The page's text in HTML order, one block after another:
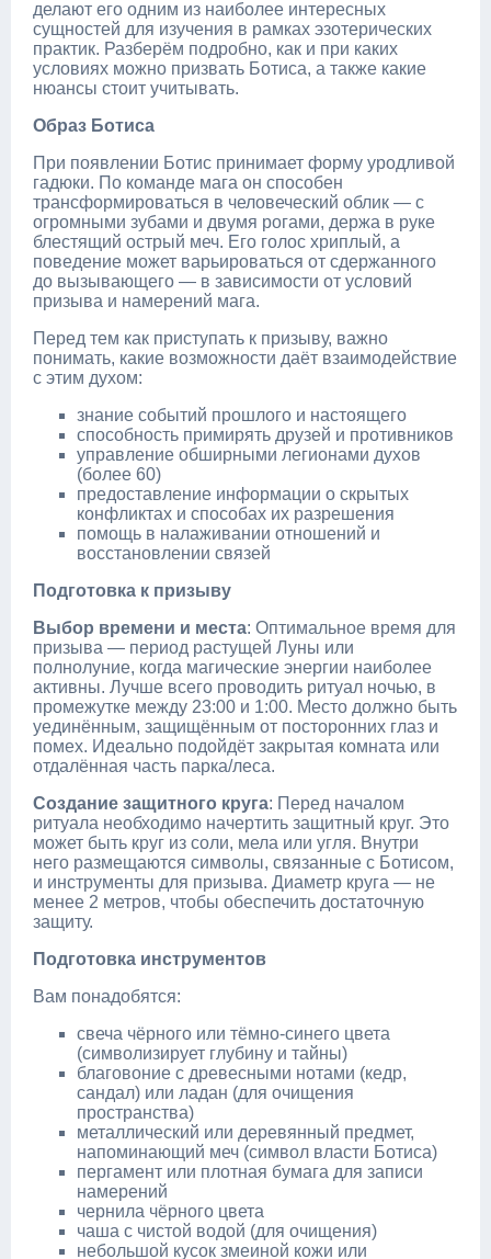
делают его одним из наиболее интересных
сущностей для изучения в рамках эзотерических
практик. Разберём подробно, как и при каких
условиях можно призвать Ботиса, а также какие
нюансы стоит учитывать.
Образ Ботиса
При появлении Ботис принимает форму уродливой
гадюки. По команде мага он способен
трансформироваться в человеческий облик — с
огромными зубами и двумя рогами, держа в руке
блестящий острый меч. Его голос хриплый, а
поведение может варьироваться от сдержанного
до вызывающего — в зависимости от условий
призыва и намерений мага.
Перед тем как приступать к призыву, важно
понимать, какие возможности даёт взаимодействие
с этим духом:
знание событий прошлого и настоящего
способность примирять друзей и противников
управление обширными легионами духов
(более 60)
предоставление информации о скрытых
конфликтах и способах их разрешения
помощь в налаживании отношений и
восстановлении связей
Подготовка к призыву
Выбор времени и места: Оптимальное время для
призыва — период растущей Луны или
полнолуние, когда магические энергии наиболее
активны. Лучше всего проводить ритуал ночью, в
промежутке между 23:00 и 1:00. Место должно быть
уединённым, защищённым от посторонних глаз и
помех. Идеально подойдёт закрытая комната или
отдалённая часть парка/леса.
Создание защитного круга: Перед началом
ритуала необходимо начертить защитный круг. Это
может быть круг из соли, мела или угля. Внутри
него размещаются символы, связанные с Ботисом,
и инструменты для призыва. Диаметр круга — не
менее 2 метров, чтобы обеспечить достаточную
защиту.
Подготовка инструментов
Вам понадобятся:
свеча чёрного или тёмно‑синего цвета
(символизирует глубину и тайны)
благовоние с древесными нотами (кедр,
сандал) или ладан (для очищения
пространства)
металлический или деревянный предмет,
напоминающий меч (символ власти Ботиса)
пергамент или плотная бумага для записи
намерений
чернила чёрного цвета
чаша с чистой водой (для очищения)
небольшой кусок змеиной кожи или